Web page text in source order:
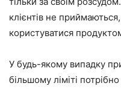
клієнтів не
користуватися
У будь-якому випадку
більшому ліміті